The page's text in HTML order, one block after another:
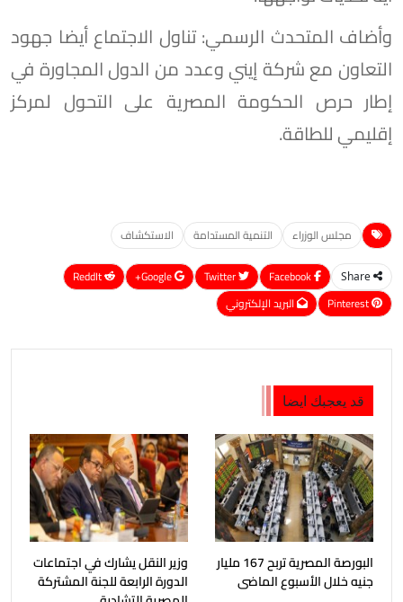
وأضاف المتحدث الرسمي: تناول الاجتماع أيضا جهود
التعاون مع شركة إيني وعدد من الدول المجاورة في
إطار حرص الحكومة المصرية على التحول لمركز
إقليمي للطاقة.
مجلس الوزراء التنمية المستدامة الاستكشاف
Share
Google+
ReddIt
Pinterest
البريد الإلكتروني
قد يعجبك ايضا
البورصة المصرية تربح 167 مليار
جنيه خلال الأسبوع الماضى
وزير النقل يشارك في اجتماعات
الدورة الرابعة للجنة المشتركة